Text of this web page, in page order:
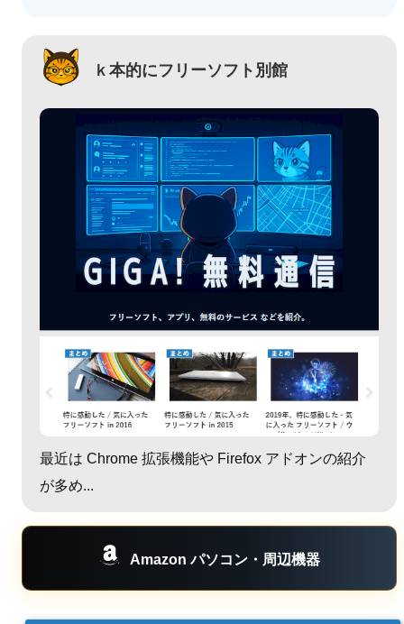
ｋ本的にフリーソフト別館
最近は Chrome 拡張機能や Firefox アドオンの紹介
が多め...
Amazon パソコン・周辺機器